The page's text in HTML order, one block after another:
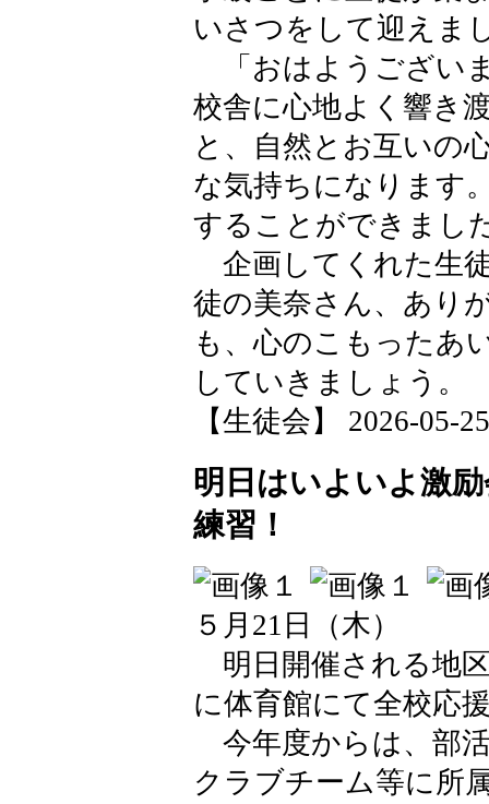
いさつをして迎えま
「おはようござい
校舎に心地よく響き
と、自然とお互いの
な気持ちになります
することができまし
企画してくれた生
徒の美奈さん、あり
も、心のこもったあ
していきましょう。
【生徒会】 2026-05-
明日はいよいよ激
練習！
５月21日（木）
明日開催される地
に体育館にて全校応
今年度からは、部
クラブチーム等に所